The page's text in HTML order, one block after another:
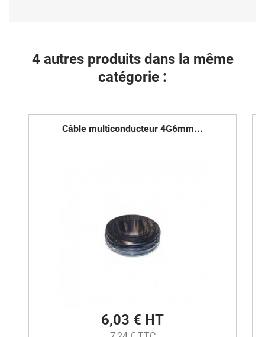
4 autres produits dans la même
catégorie :
Câble multiconducteur 4G6mm...
6,03 € HT